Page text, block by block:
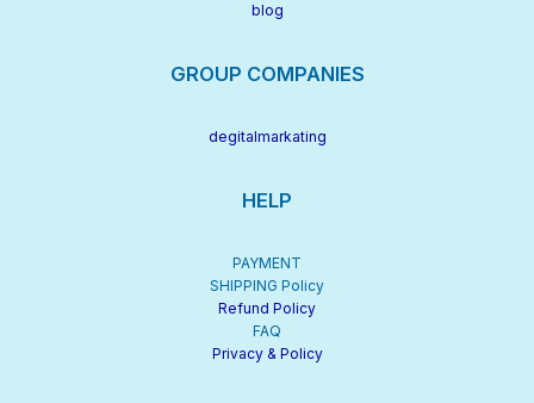
blog
GROUP COMPANIES
degitalmarkating
HELP
PAYMENT
SHIPPING Policy
Refund Policy
FAQ
Privacy & Policy